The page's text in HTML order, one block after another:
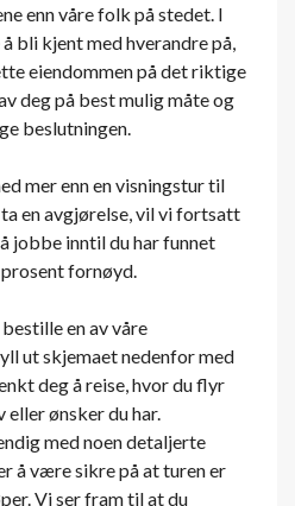
enn våre folk på stedet. I
bli kjent med hverandre på,
eiendommen på det riktige
deg på best mulig måte og
beslutningen.
mer enn en visningstur til
en avgjørelse, vil vi fortsatt
jobbe inntil du har funnet
fornøyd.
en av våre
ut skjemaet nedenfor med
deg å reise, hvor du flyr
ønsker du har.
med noen detaljerte
å være sikre på at turen er
Vi ser fram til at du